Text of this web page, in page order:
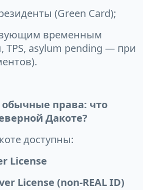
(Green Card);
временным
TPS, asylum pending — при
обычные права: что
Дакоте?
доступны:
License
License (non-REAL ID)